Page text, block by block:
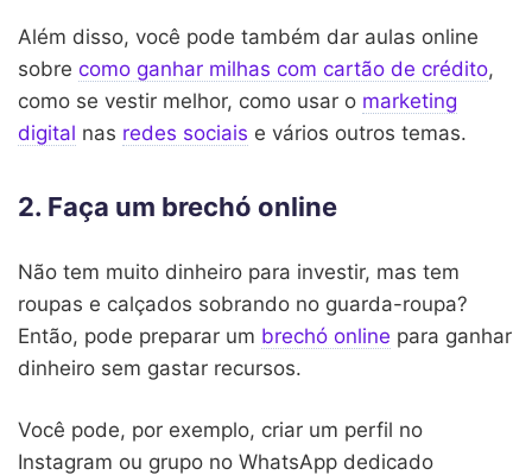
Além disso, você pode também dar aulas online
sobre como ganhar milhas com cartão de crédito,
como se vestir melhor, como usar o marketing
digital nas redes sociais e vários outros temas.
2. Faça um brechó online
Não tem muito dinheiro para investir, mas tem
roupas e calçados sobrando no guarda-roupa?
Então, pode preparar um brechó online para ganhar
dinheiro sem gastar recursos.
Você pode, por exemplo, criar um perfil no
Instagram ou grupo no WhatsApp dedicado